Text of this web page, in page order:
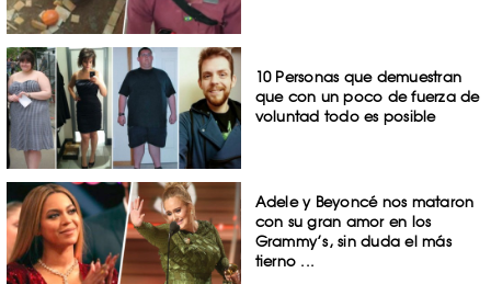
10 Personas que demuestran
que con un poco de fuerza de
voluntad todo es posible
Adele y Beyoncé nos mataron
con su gran amor en los
Grammy’s, sin duda el más
tierno ...